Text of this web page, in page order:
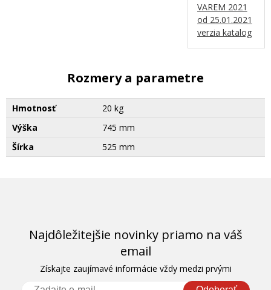
VAREM 2021
od 25.01.2021
verzia katalog
Rozmery a parametre
Hmotnosť
20 kg
Výška
745 mm
Šírka
525 mm
Najdôležitejšie novinky priamo na váš
email
Získajte zaujímavé informácie vždy medzi prvými